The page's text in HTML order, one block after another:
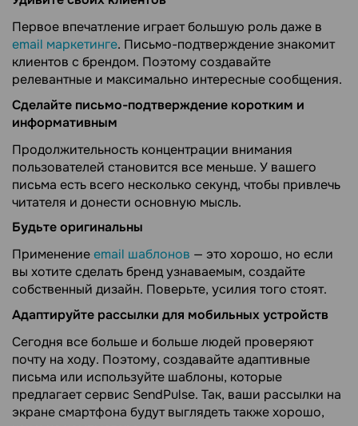
Первое впечатление играет большую роль даже в
email маркетинге. Письмо-подтверждение знакомит
клиентов с брендом. Поэтому создавайте
релевантные и максимально интересные сообщения.
Сделайте письмо-подтверждение коротким и
информативным
Продолжительность концентрации внимания
пользователей становится все меньше. У вашего
письма есть всего несколько секунд, чтобы привлечь
читателя и донести основную мысль.
Будьте оригинальны
Применениеemail шаблонов — это хорошо, но если
вы хотите сделать бренд узнаваемым, создайте
собственный дизайн. Поверьте, усилия того стоят.
Адаптируйте рассылки для мобильных устройств
Сегодня все больше и больше людей проверяют
почту на ходу. Поэтому, создавайте адаптивные
письма или используйте шаблоны, которые
предлагает сервис SendPulse. Так, ваши рассылки на
экране смартфона будут выглядеть также хорошо,